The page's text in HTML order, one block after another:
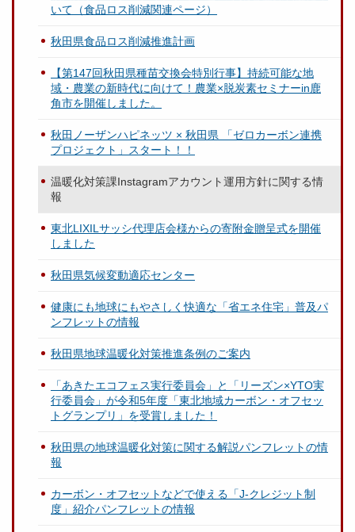
いて（食品ロス削減関連ページ）
秋田県食品ロス削減推進計画
【第147回秋田県種苗交換会特別行事】持続可能な地
域・農業の新時代に向けて！農業×脱炭素セミナーin鹿
角市を開催しました。
秋田ノーザンハピネッツ × 秋田県 「ゼロカーボン連携
プロジェクト」スタート！！
温暖化対策課Instagramアカウント運用方針に関する情
報
東北LIXILサッシ代理店会様からの寄附金贈呈式を開催
しました
秋田県気候変動適応センター
健康にも地球にもやさしく快適な「省エネ住宅」普及パ
ンフレットの情報
秋田県地球温暖化対策推進条例のご案内
「あきたエコフェス実行委員会」と「リーズン×YTO実
行委員会」が令和5年度「東北地域カーボン・オフセッ
トグランプリ」を受賞しました！
秋田県の地球温暖化対策に関する解説パンフレットの情
報
カーボン・オフセットなどで使える「J-クレジット制
度」紹介パンフレットの情報